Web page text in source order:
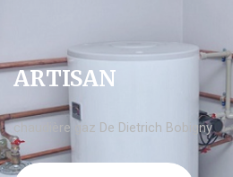
ARTISAN
chaudière gaz De Dietrich Bobigny